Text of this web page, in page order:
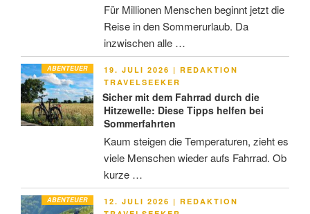
Für Millionen Menschen beginnt jetzt die
Reise in den Sommerurlaub. Da
inzwischen alle …
ABENTEUER
VERÖFFENTLICHT
AM
19. JULI 2026 | REDAKTION
TRAVELSEEKER
Sicher mit dem Fahrrad durch die
Hitzewelle: Diese Tipps helfen bei
Sommerfahrten
Kaum steigen die Temperaturen, zieht es
viele Menschen wieder aufs Fahrrad. Ob
kurze …
ABENTEUER
VERÖFFENTLICHT
12. JULI 2026 | REDAKTION